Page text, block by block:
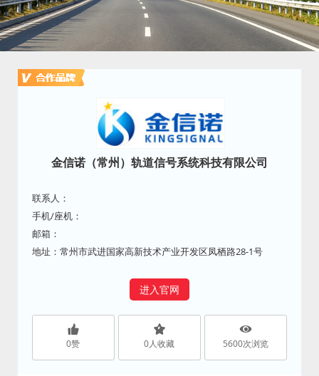
金信诺（常州）轨道信号系统科技有限公司
联系人：
手机/座机：
邮箱：
地址：常州市武进国家高新技术产业开发区凤栖路28-1号
进入官网
0赞 0人收藏 5600次浏览